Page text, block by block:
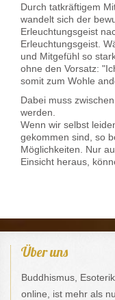
Durch tatkräftigem
wandelt sich der
Erleuchtungsgeist
Erleuchtungsgeist.
und Mitgefühl so
ohne den Vorsatz:
somit zum Wohle
Dabei muss
werden.
Wenn wir selbst
gekommen sind, so
Möglichkeiten. Nur
Einsicht heraus,
Über uns
Buddhismus,
online, ist mehr als